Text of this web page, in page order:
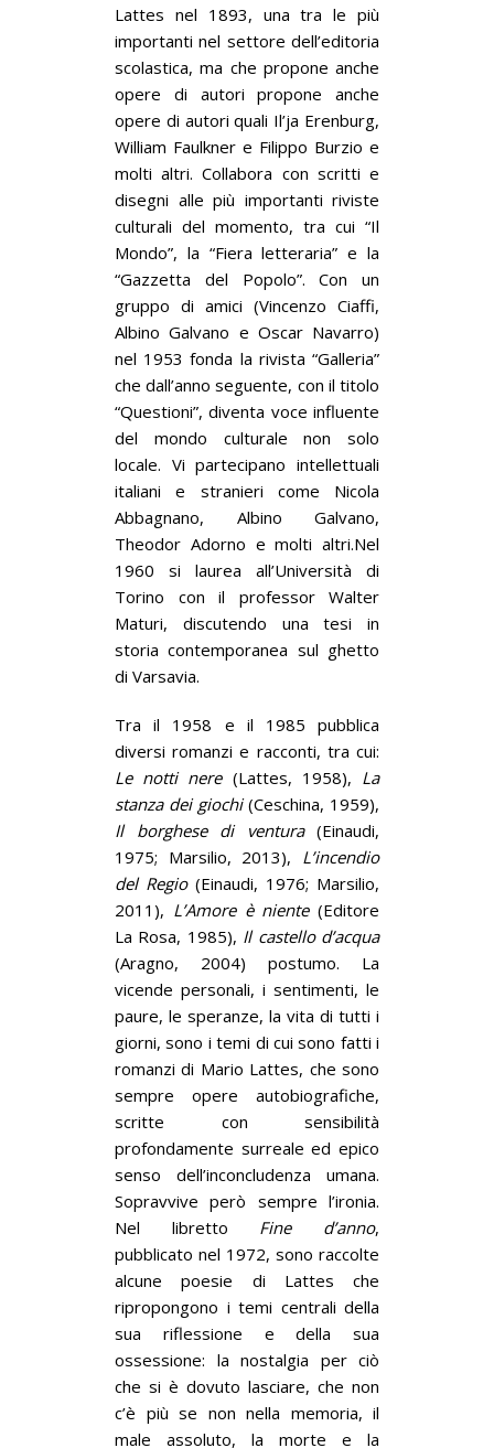
Lattes nel 1893, una tra le più
importanti nel settore dell’editoria
scolastica, ma che propone anche
opere di autori propone anche
opere di autori quali Il’ja Erenburg,
William Faulkner e Filippo Burzio e
molti altri. Collabora con scritti e
disegni alle più importanti riviste
culturali del momento, tra cui “Il
Mondo”, la “Fiera letteraria” e la
“Gazzetta del Popolo”. Con un
gruppo di amici (Vincenzo Ciaffi,
Albino Galvano e Oscar Navarro)
nel 1953 fonda la rivista “Galleria”
che dall’anno seguente, con il titolo
“Questioni”, diventa voce influente
del mondo culturale non solo
locale. Vi partecipano intellettuali
italiani e stranieri come Nicola
Abbagnano, Albino Galvano,
Theodor Adorno e molti altri.Nel
1960 si laurea all’Università di
Torino con il professor Walter
Maturi, discutendo una tesi in
storia contemporanea sul ghetto
di Varsavia.
Tra il 1958 e il 1985 pubblica
diversi romanzi e racconti, tra cui:
Le notti nere(Lattes, 1958), La
stanza dei giochi(Ceschina, 1959),
Il borghese di ventura(Einaudi,
1975; Marsilio, 2013), L’incendio
del Regio(Einaudi, 1976; Marsilio,
2011), L’Amore è niente(Editore
La Rosa, 1985), Il castello d’acqua
(Aragno, 2004) postumo. La
vicende personali, i sentimenti, le
paure, le speranze, la vita di tutti i
giorni, sono i temi di cui sono fatti i
romanzi di Mario Lattes, che sono
sempre opere autobiografiche,
scritte con sensibilità
profondamente surreale ed epico
senso dell’inconcludenza umana.
Sopravvive però sempre l’ironia.
Nel libretto Fine d’anno,
pubblicato nel 1972, sono raccolte
alcune poesie di Lattes che
ripropongono i temi centrali della
sua riflessione e della sua
ossessione: la nostalgia per ciò
che si è dovuto lasciare, che non
c’è più se non nella memoria, il
male assoluto, la morte e la